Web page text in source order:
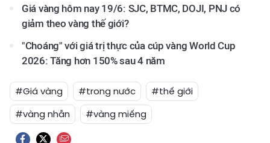
Giá vàng hôm nay 19/6: SJC, BTMC, DOJI, PNJ có
giảm theo vàng thế giới?
"Choáng" với giá trị thực của cúp vàng World Cup
2026: Tăng hơn 150% sau 4 năm
#Giá vàng #trong nước
#thế giới
#vàng nhẫn
#vàng miếng